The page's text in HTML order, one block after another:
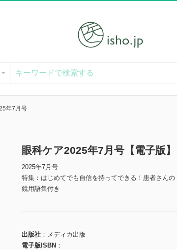
年7月号
眼科ケア2025年7月号【電子版】
2025年7月号
特集：はじめてでも自信を持ってできる！患者さん
鏡用語集付き
出版社
メディカ出版
電子版ISBN